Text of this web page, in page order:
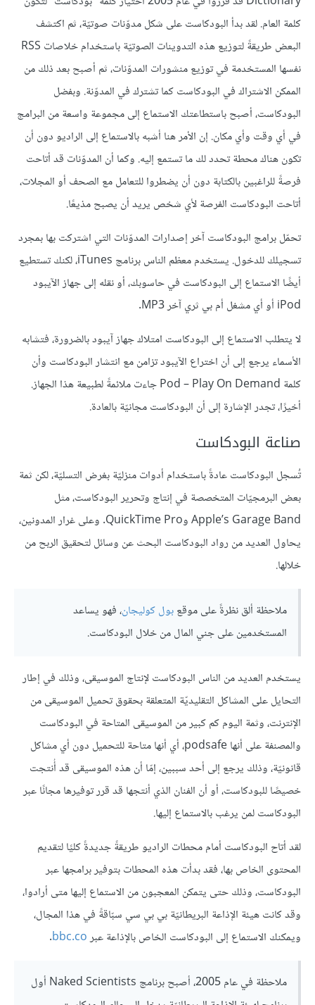
كلمة العام. لقد بدأ البودكاست على شكل مدوّنات صوتيّة، ثم اكتشف
البعض طريقةً لتوزيع هذه التدوينات الصوتيّة باستخدام خلاصات RSS
نفسها المستخدمة في توزيع منشورات المدوّنات، ثم أصبح بعد ذلك من
الممكن الاشتراك في البودكاست كما تشترك في المدوّنة. وبفضل
البودكاست، أصبح باستطاعتك الاستماع إلى مجموعة واسعة من البرامج
في أي وقت وأي مكان. إن الأمر هنا أشبه بالاستماع إلى الراديو دون أن
تكون هناك محطة تحدد لك ما تستمع إليه. وكما أن المدوّنات قد أتاحت
فرصةً للراغبين بالكتابة دون أن يضطروا للتعامل مع الصحف أو المجلات،
أتاحت البودكاست الفرصة لأي شخص يريد أن يصبح مذيعًا.
تحمّل برامج البودكاست آخر إصدارات المدوّنات التي اشتركت بها بمجرد
تسجيلك للدخول. يستخدم معظم الناس برنامج iTunes، لكنك تستطيع
أيضًا الاستماع إلى البودكاست في حاسوبك، أو نقله إلى جهاز الآيبود
iPod أو أي مشغل أم بي ثري آخر MP3.
لا يتطلب الاستماع إلى البودكاست امتلاك جهاز آيبود بالضرورة، فتشابه
الأسماء يرجع إلى أن اختراع الآيبود تزامن مع انتشار البودكاست وأن
كلمة Pod – Play On Demand جاءت ملائمةً لطبيعة هذا الجهاز.
أخيرًا، تجدر الإشارة إلى أن البودكاست مجانيّة بالعادة.
صناعة البودكاست
تُسجل البودكاست عادةً باستخدام أدوات منزليّة بغرض التسليّة، لكن ثمة
بعض البرمجيّات المتخصصة في إنتاج وتحرير البودكاست، مثل
Apple’s Garage Band وQuickTime Pro. وعلى غرار المدونين،
يحاول العديد من رواد البودكاست البحث عن وسائل لتحقيق الربح من
خلالها.
ملاحظة ألق نظرةً على موقعبول كوليجان، فهو يساعد
المستخدمين على جني المال من خلال البودكاست.
يستخدم العديد من الناس البودكاست لإنتاج الموسيقى، وذلك في إطار
التحايل على المشاكل التقليديّة المتعلقة بحقوق تحميل الموسيقى من
الإنترنت، وثمة اليوم كم كبير من الموسيقى المتاحة في البودكاست
والمصنفة على أنها podsafe، أي أنها متاحة للتحميل دون أي مشاكل
قانونيّة، وذلك يرجع إلى أحد سببين، إمّا أن هذه الموسيقى قد أُنتجت
خصيصًا للبودكاست، أو أن الفنان الذي أنتجها قد قرر توفيرها مجانًا عبر
البودكاست لمن يرغب بالاستماع إليها.
لقد أتاح البودكاست أمام محطات الراديو طريقةً جديدةً كليًا لتقديم
المحتوى الخاص بها، فقد بدأت هذه المحطات بتوفير برامجها عبر
البودكاست، وذلك حتى يتمكن المعجبون من الاستماع إليها متى أرادوا،
وقد كانت هيئة الإذاعة البريطانيّة بي بي سي سبّاقةً في هذا المجال،
ويمكنك الاستماع إلى البودكاست الخاص بالإذاعة عبرbbc.co
.
ملاحظة في عام 2005، أصبح برنامج Naked Scientists أول